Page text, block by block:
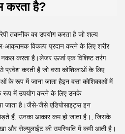
करता है?
तकनीक का उपयोग करता है जो शल्य
आक्रामक विकल्प प्रदान करने के लिए शरीर
करता है।लेजर ऊर्जा एक विशिष्ट तरंग
प्रवेश करती है जो वसा कोशिकाओं के लिए
के रूप में जाना जाता हैइन वसा कोशिकाओं में
रूप में उपयोग करने के लिए उनके
जाता है।जैसे-जैसे एडिपोसाइट्स इन
हैं, उनका आकार कम हो जाता है।, जिसके
और सेल्युलाईट की उपस्थिति में कमी आती है।